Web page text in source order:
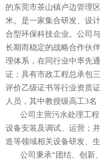
的东莞市茶山镇卢边管理
米。是一家集合研发、设
合型环保科技企业。 公司
长期而稳定的战略合作伙
理体系，在同行业中率先
证；具有市政工程总承包
评价乙级证书等行业资质
人员，其中教授级高工3名
公司主营污水处理工
设备安装及调试、运营；
造等领域相关设备研发、
公司秉承“团结、创新